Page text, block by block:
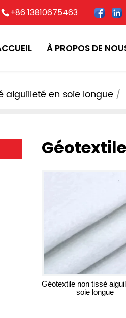
+86 13810675463
À PROPOS DE
aiguilleté en soie longue
Géotextile non tissé
soie longue